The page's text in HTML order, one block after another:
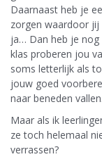
Daarnaast heb je
zorgen waardoor jij
ja… Dan heb je nog
klas proberen jou
soms letterlijk als
jouw goed
naar beneden
Maar als ik
ze toch helemaal
verrassen?